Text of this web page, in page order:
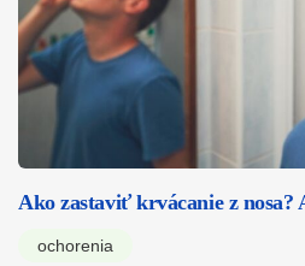
Ako zastaviť krvácanie z nosa?
ochorenia